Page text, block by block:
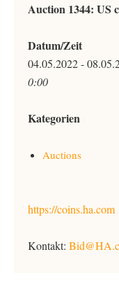
Auction 1344: US
Datum/Zeit
04.05.2022 -
0:00
Kategorien
Auctions
https://coins.ha.com
Kontakt: